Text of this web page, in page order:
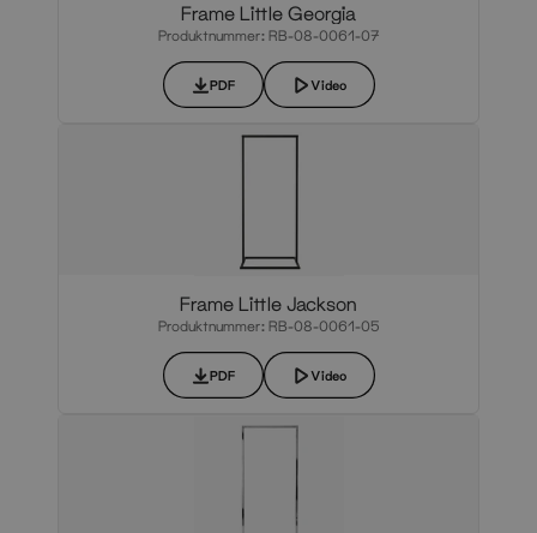
Frame Little Georgia
Produktnummer: RB-08-0061-07
PDF Video
Frame Little Jackson
Produktnummer: RB-08-0061-05
PDF Video